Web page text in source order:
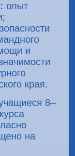
опыт
и
края.
8–
на